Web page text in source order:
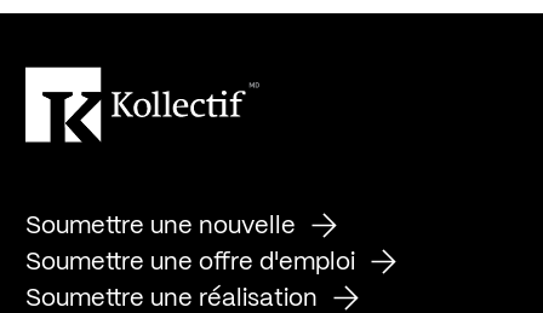
Soumettre une nouvelle
Soumettre une offre d'emploi
Soumettre une réalisation